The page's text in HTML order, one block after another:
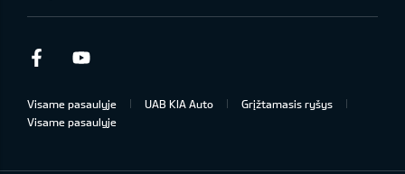
Facebook
Visame pasaulyje UAB KIA Auto
Grįžtamasis ryšys
Visame pasaulyje